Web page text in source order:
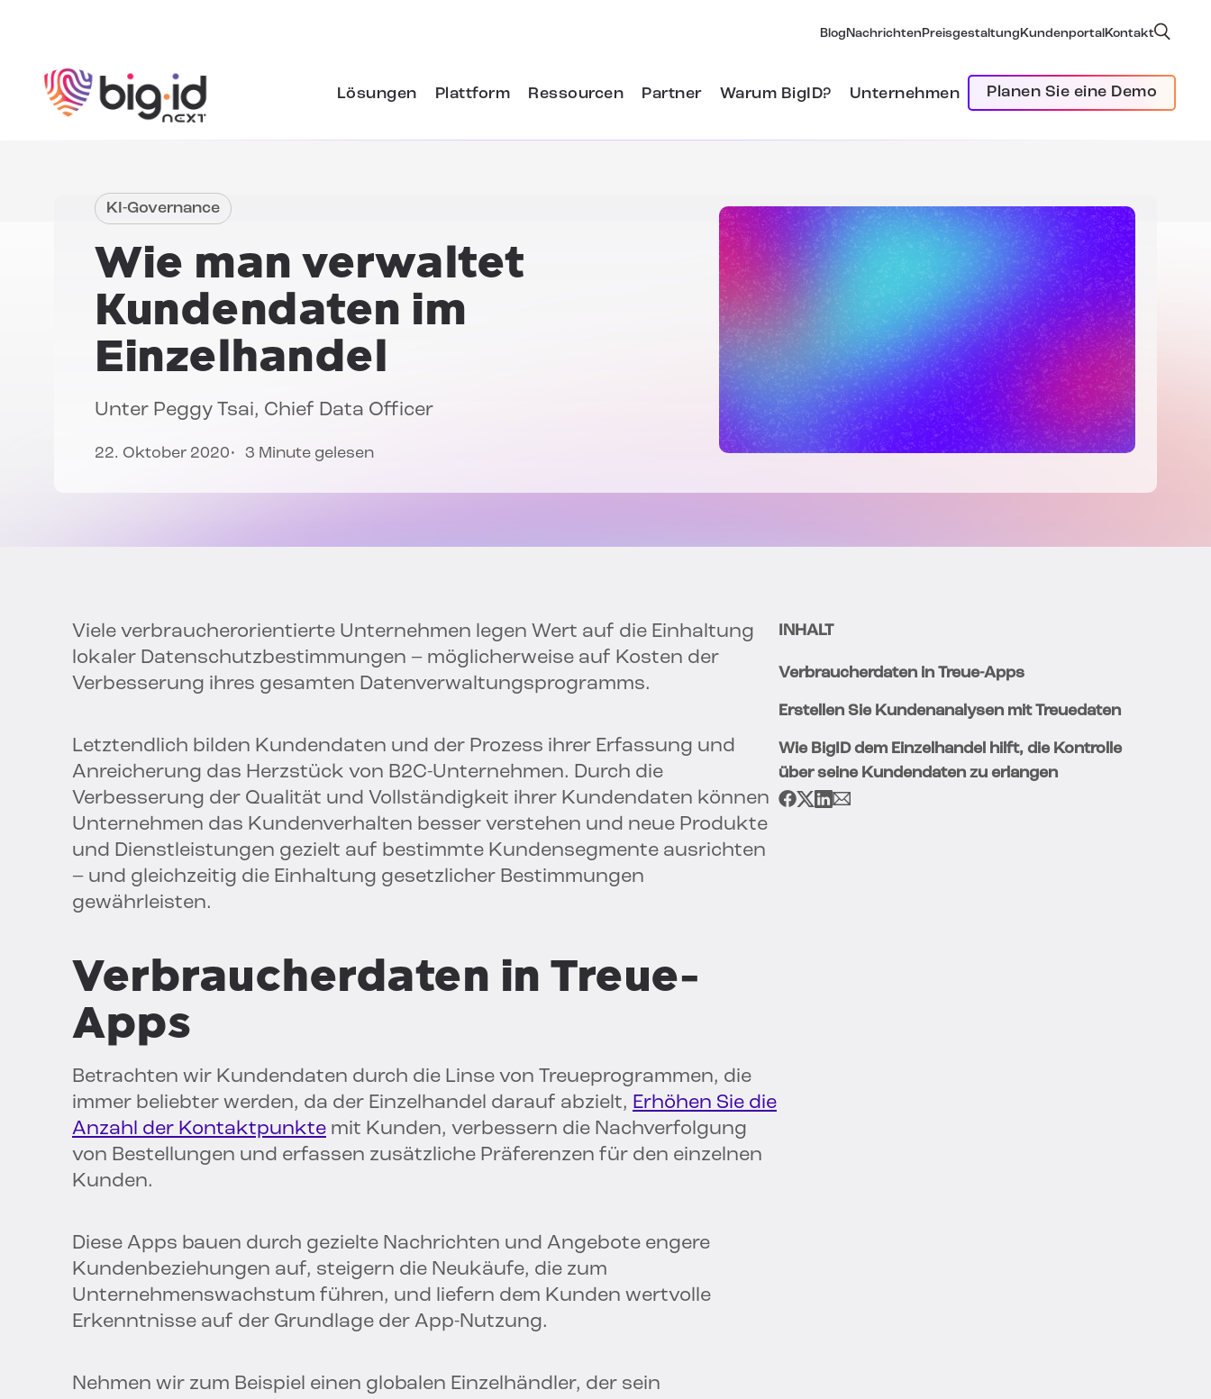
Blog Nachrichten Preisgestaltung KundenportalKontakt
Lösungen Plattform Ressourcen Partner Warum BigID? Unternehmen Planen Sie eine Demo
KI-Governance
Wie man verwaltet
Kundendaten im
Einzelhandel
Unter Peggy Tsai, Chief Data Officer
22. Oktober 2020 3 Minute gelesen
Viele verbraucherorientierte Unternehmen legen Wert auf die Einhaltung
lokaler Datenschutzbestimmungen – möglicherweise auf Kosten der
Verbesserung ihres gesamten Datenverwaltungsprogramms.
Letztendlich bilden Kundendaten und der Prozess ihrer Erfassung und
Anreicherung das Herzstück von B2C-Unternehmen. Durch die
Verbesserung der Qualität und Vollständigkeit ihrer Kundendaten können
Unternehmen das Kundenverhalten besser verstehen und neue Produkte
und Dienstleistungen gezielt auf bestimmte Kundensegmente ausrichten
– und gleichzeitig die Einhaltung gesetzlicher Bestimmungen
gewährleisten.
Verbraucherdaten in Treue-
Apps
Betrachten wir Kundendaten durch die Linse von Treueprogrammen, die
immer beliebter werden, da der Einzelhandel darauf abzielt, Erhöhen Sie die
Anzahl der Kontaktpunkte mit Kunden, verbessern die Nachverfolgung
von Bestellungen und erfassen zusätzliche Präferenzen für den einzelnen
Kunden.
Diese Apps bauen durch gezielte Nachrichten und Angebote engere
Kundenbeziehungen auf, steigern die Neukäufe, die zum
Unternehmenswachstum führen, und liefern dem Kunden wertvolle
Erkenntnisse auf der Grundlage der App-Nutzung.
Nehmen wir zum Beispiel einen globalen Einzelhändler, der sein
INHALT
Verbraucherdaten in Treue-Apps
Erstellen Sie Kundenanalysen mit Treuedaten
Wie BigID dem Einzelhandel hilft, die Kontrolle
über seine Kundendaten zu erlangen